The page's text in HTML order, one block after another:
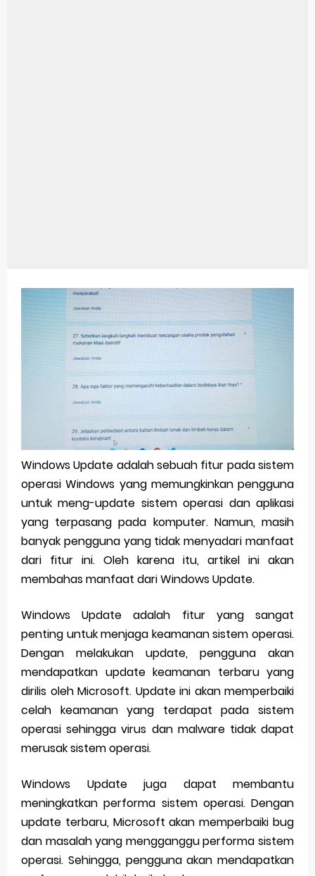
Bitcoin Miner Android: Apa Itu Dan Bagaimana Cara Menggunakannya
Pp Wa Couple Pasangan: Cara Terbaik Untuk Menjaga Hubungan
Cara Mengecek Windows Ori
Simpan Profil Ig Dengan Mudah
Aplikasi Togel Android: Solusi Praktis Untuk Pecinta Togel
Siap Video Call, tapi Download Aplikasinya Dulu, Abangku
Friday, 7 August
Windows Update adalah sebuah fitur pada sistem
operasi Windows yang memungkinkan pengguna
untuk meng-update sistem operasi dan aplikasi
yang terpasang pada komputer. Namun, masih
banyak pengguna yang tidak menyadari manfaat
dari fitur ini. Oleh karena itu, artikel ini akan
membahas manfaat dari Windows Update.
Windows Update adalah fitur yang sangat
penting untuk menjaga keamanan sistem operasi.
Dengan melakukan update, pengguna akan
mendapatkan update keamanan terbaru yang
dirilis oleh Microsoft. Update ini akan memperbaiki
celah keamanan yang terdapat pada sistem
operasi sehingga virus dan malware tidak dapat
merusak sistem operasi.
Windows Update juga dapat membantu
meningkatkan performa sistem operasi. Dengan
update terbaru, Microsoft akan memperbaiki bug
dan masalah yang mengganggu performa sistem
operasi. Sehingga, pengguna akan mendapatkan